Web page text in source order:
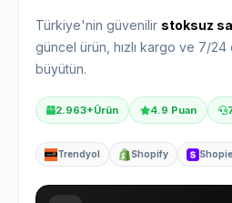
Türkiye'nin güvenilir stoksuz
güncel ürün, hızlı kargo ve 7/
büyütün.
2.963+Ürün 4.9 Puan
Trendyol Shopify